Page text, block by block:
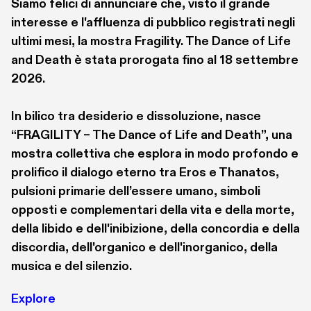
Milano, Firenze, Londra; è docente ordinario di
Filosofia e Storia nei Licei. Ha pubblicato i
seguenti saggi: Tragedia e storia (Aracne, 2014);
World History (Rubbettino, 2015); Aristotele:
introduttivo ad Aristotele, Scritti politici
(Rubbettino 2020), di cui è il curatore; Nel cuore
dell’Eurasia. Storia di Russia e Ucraina (Aracne,
2022); Le pietre di Roma. Il viaggio dell’idea di
comunità nel mondo antico (Ensemble, 2023).
Adatta e porta in scena le opere platoniche: I
sette amori. Il Simposio di Platone - Amore o non
amore? Il Fedro di Platone. Collabora con RAI
Cultura.
Il video integrale della conferenza è disponibile al
Siamo felici di annunciare che, visto il grande
interesse e l'affluenza di pubblico registrati negli
ultimi mesi, la mostra Fragility. The Dance of Life
and Death è stata prorogata fino al 18 settembre
2026.
In bilico tra desiderio e dissoluzione, nasce
“FRAGILITY – The Dance of Life and Death”, una
mostra collettiva che esplora in modo profondo e
prolifico il dialogo eterno tra Eros e Thanatos,
pulsioni primarie dell’essere umano, simboli
opposti e complementari della vita e della morte,
della libido e dell'inibizione, della concordia e della
discordia, dell'organico e dell'inorganico, della
musica e del silenzio.
Explore